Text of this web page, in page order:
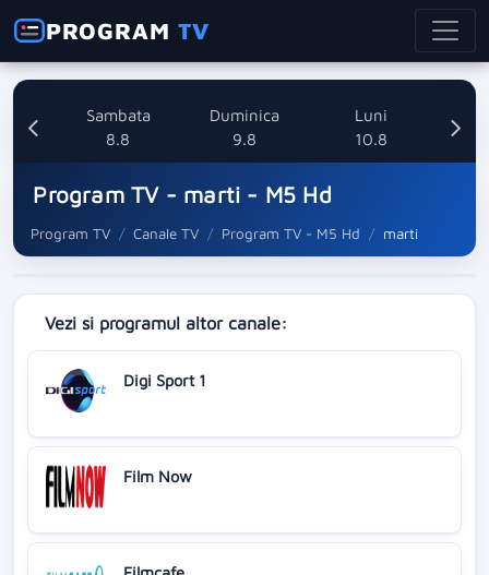
PROGRAMTV
Sambata
8.8
Duminica
9.8
Luni
10.8
Program TV - marti - M5 Hd
Program TV Canale TV Program TV - M5 Hd marti
Vezi si programul altor canale:
Digi Sport 1
Film Now